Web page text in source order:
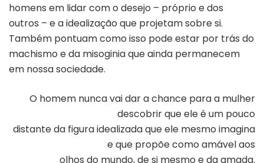
homens em lidar com o desejo – próprio e dos
outros – e a idealização que projetam sobre si.
Também pontuam como isso pode estar por trás do
machismo e da misoginia que ainda permanecem
em nossa sociedade.
O homem nunca vai dar a chance para a mulher
descobrir que ele é um pouco
distante da figura idealizada que ele mesmo imagina
e que propõe como amável aos
olhos do mundo, de si mesmo e da amada.